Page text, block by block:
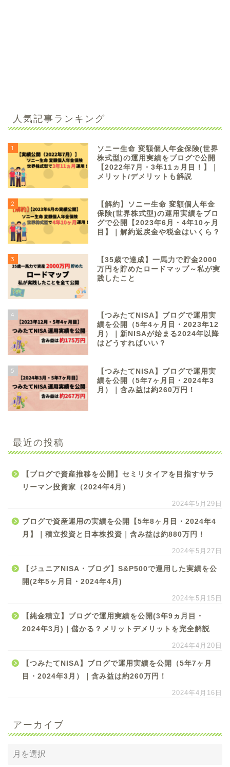
人気記事ランキング
1
ソニー生命 変額個人年金保険(世界
株式型)の運用実績をブログで公開
【2022年7月・3年11ヵ月目！】｜
メリット/デメリットも解説
2
【解約】ソニー生命 変額個人年金
保険(世界株式型)の運用実績をブロ
グで公開【2023年6月・4年10ヶ月
目】｜解約返戻金や税金はいくら？
3
【35歳で達成】一馬力で貯金2000
万円を貯めたロードマップ～私が実
践したこと
4
【つみたてNISA】ブログで運用実
績を公開（5年4ヶ月目・2023年12
月）｜新NISAが始まる2024年以降
はどうすればいい？
5
【つみたてNISA】ブログで運用実
績を公開（5年7ヶ月目・2024年3
月）｜含み益は約260万円！
最近の投稿
【ブログで資産推移を公開】セミリタイアを目指すサラ
リーマン投資家（2024年4月）
2024年5月29日
ブログで資産運用の実績を公開【5年8ヶ月目・2024年4
月】｜積立投資と日本株投資｜含み益は約880万円！
2024年5月27日
【ジュニアNISA・ブログ】S&P500で運用した実績を公
開(2年5ヶ月目・2024年4月)
2024年5月15日
【純金積立】ブログで運用実績を公開(3年9ヵ月目・
2024年3月)｜儲かる？メリットデメリットを完全解説
2024年4月20日
【つみたてNISA】ブログで運用実績を公開（5年7ヶ月
目・2024年3月）｜含み益は約260万円！
2024年4月16日
アーカイブ